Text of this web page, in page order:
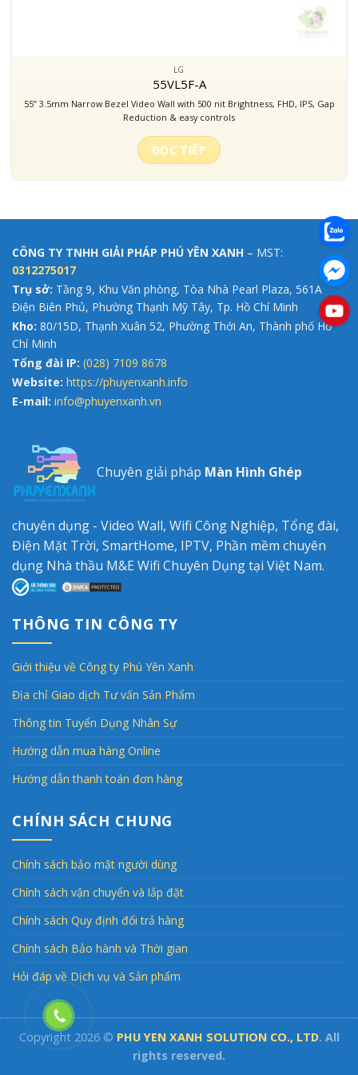
LG
55VL5F-A
55” 3.5mm Narrow Bezel Video Wall with 500 nit Brightness, FHD, IPS, Gap
Reduction & easy controls
ĐỌC TIẾP
CÔNG TY TNHH GIẢI PHÁP PHÚ YÊN XANH – MST:
0312275017
Trụ sở: Tầng 9, Khu Văn phòng, Tòa Nhà Pearl Plaza, 561A
Điện Biên Phủ, Phường Thạnh Mỹ Tây, Tp. Hồ Chí Minh
Kho: 80/15D, Thạnh Xuân 52, Phường Thới An, Thành phố Hồ
Chí Minh
Tổng đài IP: (028) 7109 8678
Website: https://phuyenxanh.info
E-mail: info@phuyenxanh.vn
Chuyên giải pháp Màn Hình Ghép
chuyên dụng - Video Wall, Wifi Công Nghiệp, Tổng đài,
Điện Mặt Trời, SmartHome, IPTV, Phần mềm chuyên
dụng Nhà thầu M&E Wifi Chuyên Dụng tại Việt Nam.
THÔNG TIN CÔNG TY
Giới thiệu về Công ty Phú Yên Xanh
Địa chỉ Giao dịch Tư vấn Sản Phẩm
Thông tin Tuyển Dụng Nhân Sự
Hướng dẫn mua hàng Online
Hướng dẫn thanh toán đơn hàng
CHÍNH SÁCH CHUNG
Chính sách bảo mật người dùng
Chính sách vận chuyển và lắp đặt
Chính sách Quy định đổi trả hàng
Chính sách Bảo hành và Thời gian
Hỏi đáp về Dịch vụ và Sản phẩm
Copyright 2026 © PHU YEN XANH SOLUTION CO., LTD. All
rights reserved.